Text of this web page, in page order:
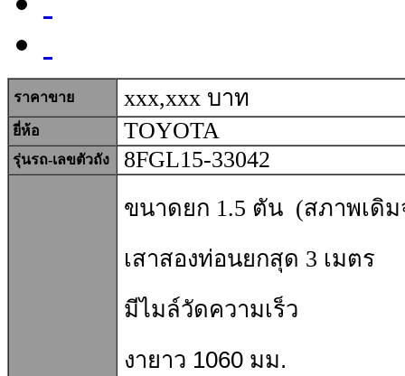
ราคาขาย xxx,xxx บาท
ยี่ห้อ TOYOTA
รุ่นรถ-เลขตัวถัง 8FGL15-33042
ขนาดยก 1.5 ตัน (สภาพเดิ
เสาสองท่อนยกสุด 3 เมตร
มีไมล์วัดความเร็ว
งายาว 1060 มม.